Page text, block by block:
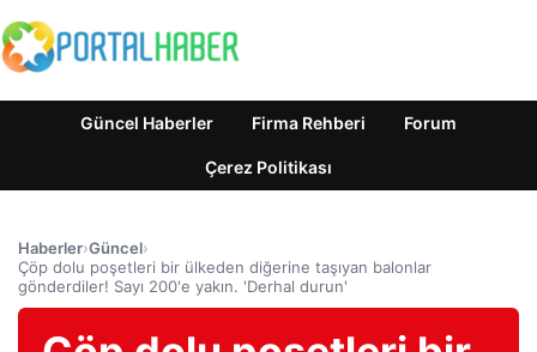
Güncel Haberler Firma Rehberi Forum
Çerez Politikası
Haberler›Güncel›
Çöp dolu poşetleri bir ülkeden diğerine taşıyan balonlar
gönderdiler! Sayı 200'e yakın. 'Derhal durun'